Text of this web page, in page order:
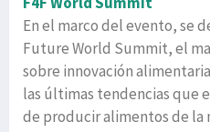
En el marco del evento, se
Future World Summit, el
sobre innovación
las últimas tendencias que
de producir alimentos de la